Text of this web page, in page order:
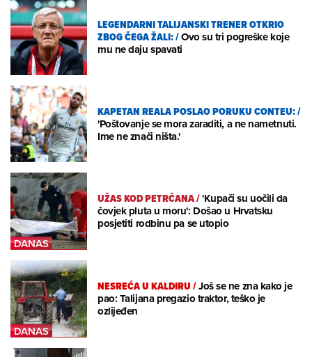
LEGENDARNI TALIJANSKI TRENER OTKRIO
ZBOG ČEGA ŽALI:/Ovo su tri pogreške koje
mu ne daju spavati
KAPETAN REALA POSLAO PORUKU CONTEU:/
'Poštovanje se mora zaraditi, a ne nametnuti.
Ime ne znači ništa.'
UŽAS KOD PETRČANA/'Kupači su uočili da
čovjek pluta u moru': Došao u Hrvatsku
posjetiti rodbinu pa se utopio
NESREĆA U KALDIRU/Još se ne zna kako je
pao: Talijana pregazio traktor, teško je
ozlijeđen